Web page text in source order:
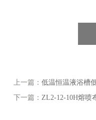
上一篇： 低温恒温液浴槽
下一篇： ZL2-12-10H熔喷